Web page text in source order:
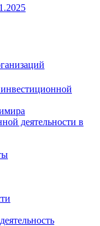
инвестиционной
деятельности в